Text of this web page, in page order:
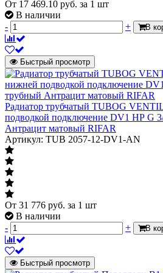
Вес секции
Объем воды секции
Масса нетто
Страна происхождения
Количество секций
Отапливаемая площадь
Отапливаемая площадь
Подбор отопительного прибора по
площади помещения несет
рекомендательный характер. За основу
подбора приняли, 100 Вт на 1
м2.Согласно СНиП, в которых четко
сказано, что теплоизоляция
должна быть спроектирована так,
чтобы на 1 м2 уходило не более 100 Вт
тепла. Для точного подбора мощности
отопительного прибору нужно
произвести расчет теплопотерь через
ограждающие конструкции, согласно
СНиП.
От 17 469.10 руб. за 1 шт
В наличии
-
+ В
Быстрый просмотр
Радиатор трубчатый TUBOG
подводкой подключение DV1 НР G
Антрацит матовый RIFAR
Артикул: TUB 2057-12-DV1-AN
От 31 776 руб. за 1 шт
В наличии
-
+ В
Быстрый просмотр